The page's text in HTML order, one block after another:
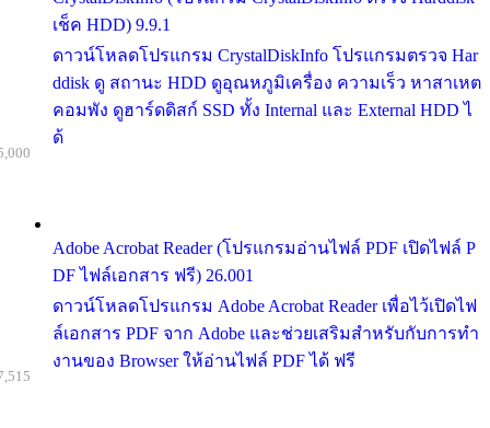
เช็ค HDD) 9.9.1
ดาวน์โหลดโปรแกรม CrystalDiskInfo โปรแกรมตรวจ Har
ddisk ดู สถานะ HDD ดูอุณหภูมิเครื่อง ความเร็ว หาสาเหต
คอมพัง ดูฮาร์ดดิสก์ SSD ทั้ง Internal และ External HDD ไ
ด้
Adobe Acrobat Reader (โปรแกรมอ่านไฟล์ PDF เปิดไฟล์ P
DF ไฟล์เอกสาร ฟรี) 26.001
ดาวน์โหลดโปรแกรม Adobe Acrobat Reader เพื่อไว้เปิดไฟ
ล์เอกสาร PDF จาก Adobe และช่วยเสริมสำหรับกับการทำ
งานของ Browser ให้อ่านไฟล์ PDF ได้ ฟรี